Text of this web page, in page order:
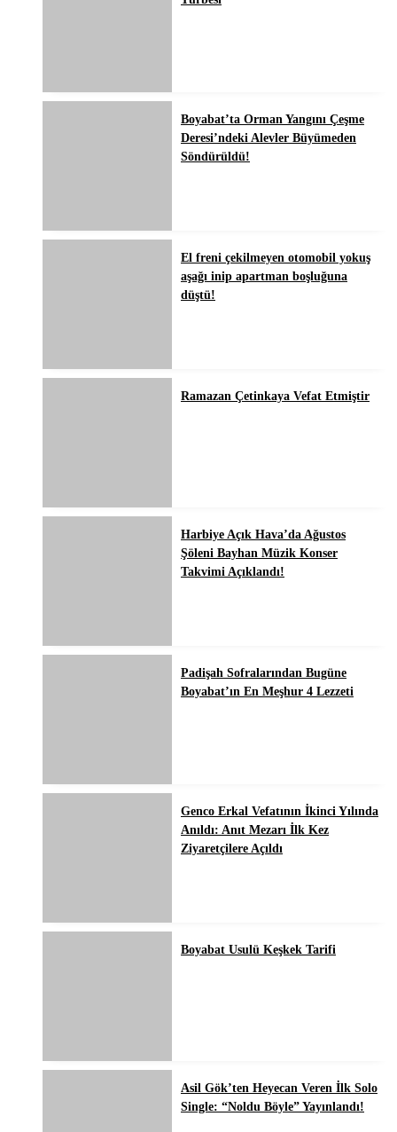
Boyabat’ta Orman Yangını Çeşme
Deresi’ndeki Alevler Büyümeden
Söndürüldü!
El freni çekilmeyen otomobil yokuş
aşağı inip apartman boşluğuna
düştü!
Ramazan Çetinkaya Vefat Etmiştir
Harbiye Açık Hava’da Ağustos
Şöleni Bayhan Müzik Konser
Takvimi Açıklandı!
Padişah Sofralarından Bugüne
Boyabat’ın En Meşhur 4 Lezzeti
Genco Erkal Vefatının İkinci Yılında
Anıldı: Anıt Mezarı İlk Kez
Ziyaretçilere Açıldı
Boyabat Usulü Keşkek Tarifi
Asil Gök’ten Heyecan Veren İlk Solo
Single: “Noldu Böyle” Yayınlandı!